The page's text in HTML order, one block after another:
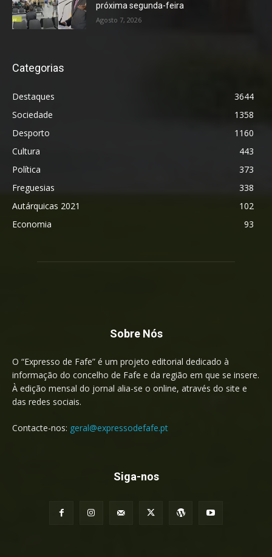
próxima segunda-feira
Agosto 7, 2026
Categorias
Destaques
3644
Sociedade
1358
Desporto
1160
Cultura
443
Política
373
Freguesias
338
Autárquicas 2021
102
Economia
93
Sobre Nós
O “Expresso de Fafe” é um projeto editorial dedicado à
informação do concelho de Fafe e da região em que se insere.
À edição mensal do jornal alia-se o online, através do site e
das redes sociais.
Contacte-nos: geral@expressodefafe.pt
Siga-nos